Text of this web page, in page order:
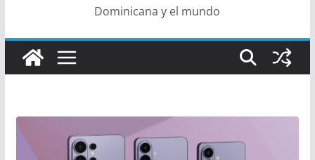
Dominicana y el mundo